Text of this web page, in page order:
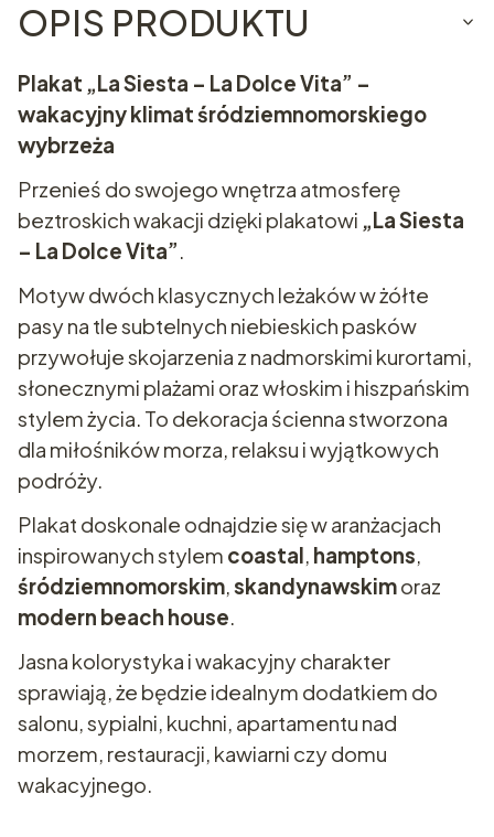
OPIS PRODUKTU
Plakat „La Siesta – La Dolce Vita” –
wakacyjny klimat śródziemnomorskiego
wybrzeża
Przenieś do swojego wnętrza atmosferę
beztroskich wakacji dzięki plakatowi „La Siesta
– La Dolce Vita”.
Motyw dwóch klasycznych leżaków w żółte
pasy na tle subtelnych niebieskich pasków
przywołuje skojarzenia z nadmorskimi kurortami,
słonecznymi plażami oraz włoskim i hiszpańskim
stylem życia. To dekoracja ścienna stworzona
dla miłośników morza, relaksu i wyjątkowych
podróży.
Plakat doskonale odnajdzie się w aranżacjach
inspirowanych stylem coastal, hamptons,
śródziemnomorskim,skandynawskimoraz
modern beach house.
Jasna kolorystyka i wakacyjny charakter
sprawiają, że będzie idealnym dodatkiem do
salonu, sypialni, kuchni, apartamentu nad
morzem, restauracji, kawiarni czy domu
wakacyjnego.